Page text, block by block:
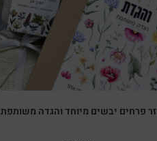
זר פרחים יבשים מיוחד והגדה משותפת